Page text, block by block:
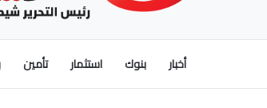
أخبار بنوك استثمار تأمين